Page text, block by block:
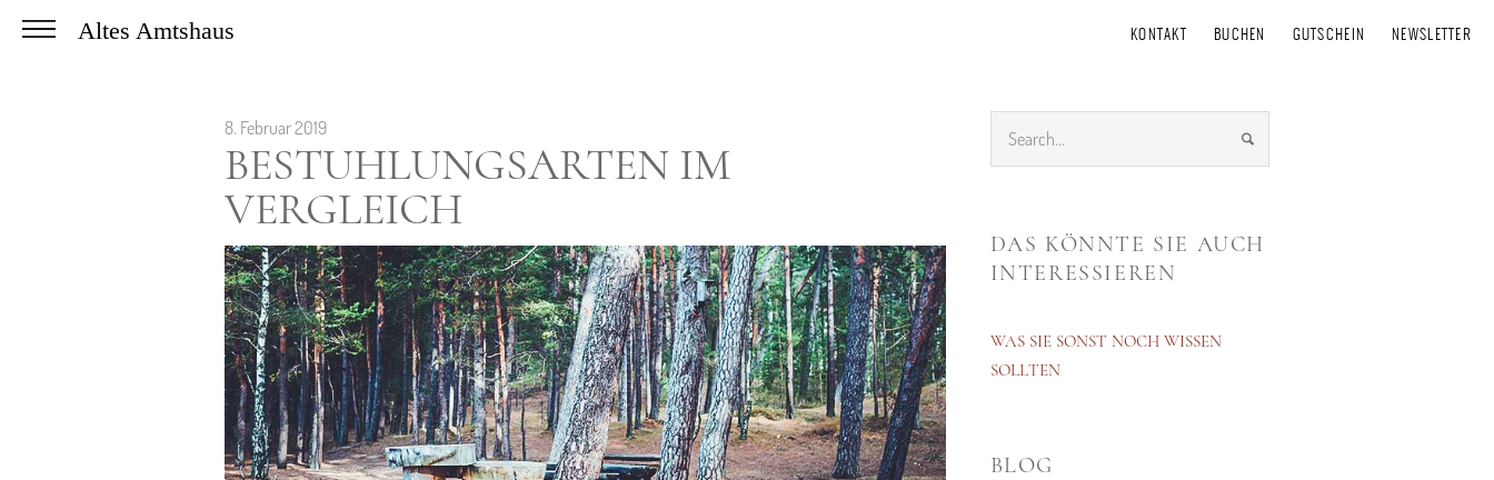
Altes Amtshaus KONTAKT BUCHEN GUTSCHEIN NEWSLETTER
8. Februar 2019
BESTUHLUNGSARTEN IM
VERGLEICH
DAS KÖNNTE SIE AUCH
INTERESSIEREN
WAS SIE SONST NOCH WISSEN
SOLLTEN
BLOG